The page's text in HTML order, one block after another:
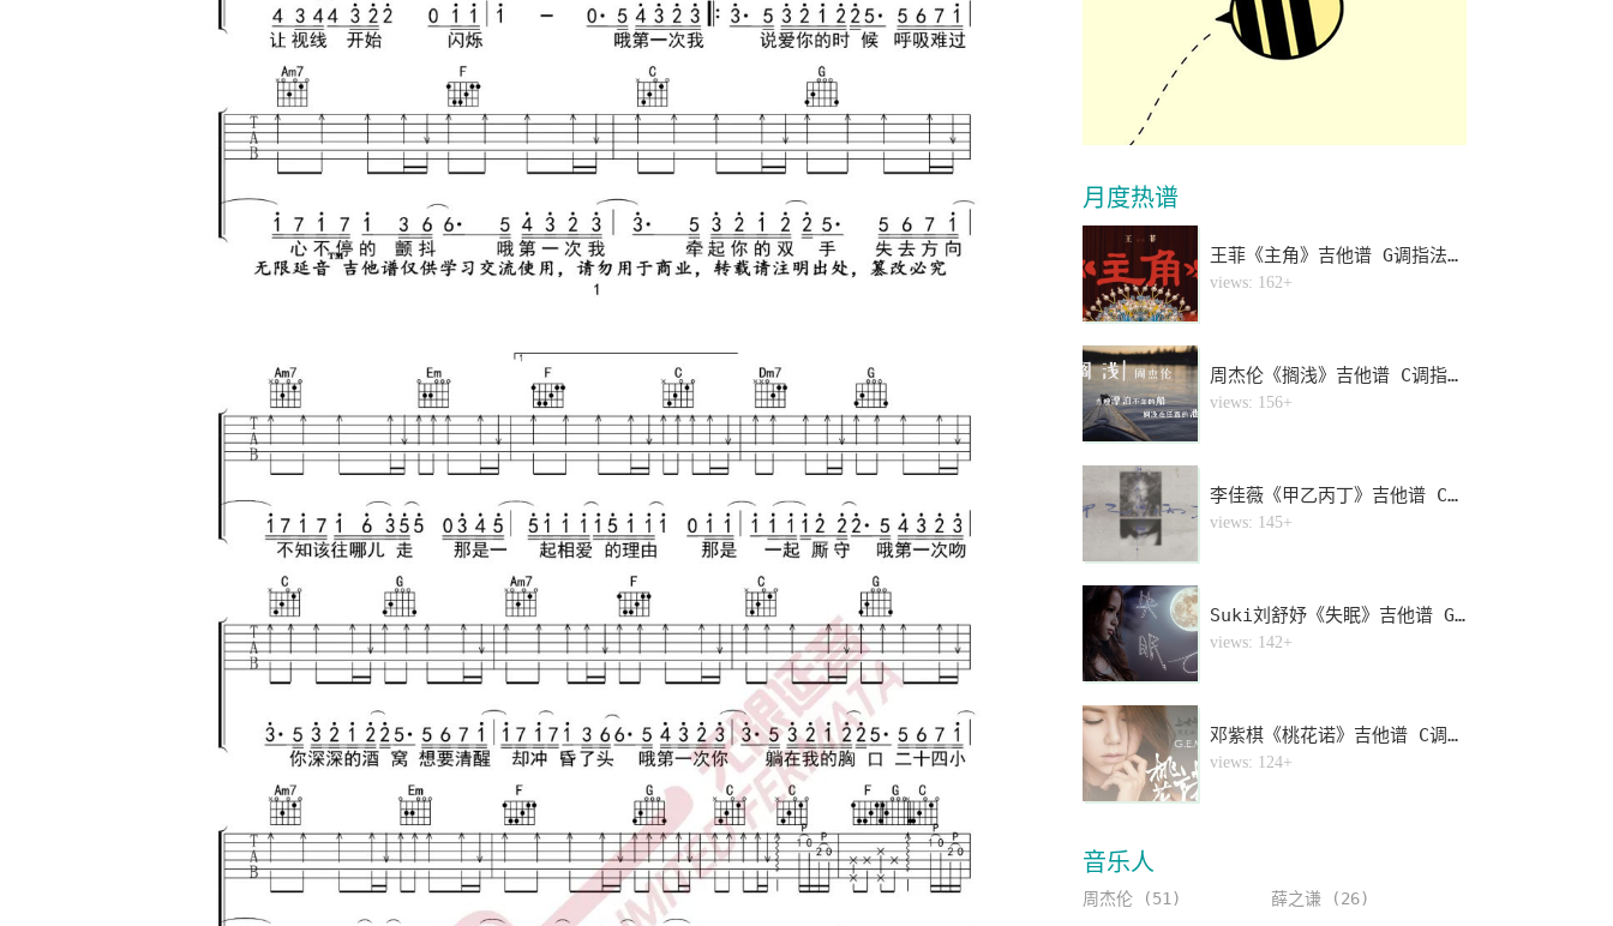
月度热谱
1
王菲《主角》吉他谱 G调指法弹唱谱
views: 162+
2
周杰伦《搁浅》吉他谱 C调指法弹唱谱
views: 156+
3
李佳薇《甲乙丙丁》吉他谱 C调指法弹唱谱
views: 145+
4
Suki刘舒妤《失眠》吉他谱 G调指法弹唱谱
views: 142+
5
邓紫棋《桃花诺》吉他谱 C调指法弹唱谱
views: 124+
音乐人
周杰伦 (51) 薛之谦 (26)